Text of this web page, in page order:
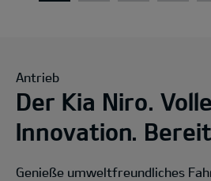
Antrieb
Der Kia Niro.
Innovation.
Genieße umweltfreundliches